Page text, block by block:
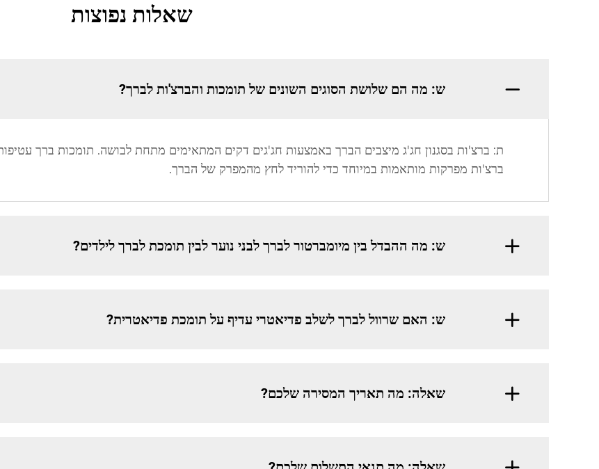
שאלות נפוצות
ש: מה הם שלושת הסוגים השונים של תומכות והברצ'ות לברך?
ת: ברצ'ות בסגנון חג'ג מיצבים הברך באמצעות חג'גים דקים המתאימים מתחת לבושה. תומכות ברך
ברצ'ות מפרקות מותאמות במיוחד כדי להוריד לחץ מהמפרק של הברך.
ש: מה ההבדל בין מיומברטור לברך לבני נוער לבין תומכת לברך לילדים?
ש: האם שרוול לברך לשלב פדיאטרי עדיף על תומכת פדיאטרית?
שאלה: מה תאריך המסירה שלכם?